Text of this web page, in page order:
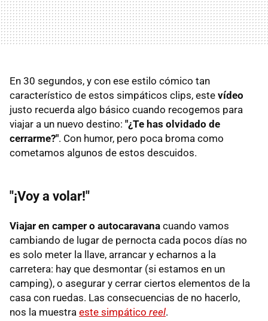
En 30 segundos, y con ese estilo cómico tan
característico de estos simpáticos clips, este vídeo
justo recuerda algo básico cuando recogemos para
viajar a un nuevo destino: "¿Te has olvidado de
cerrarme?". Con humor, pero poca broma como
cometamos algunos de estos descuidos.
"¡Voy a volar!"
Viajar en camper o autocaravana cuando vamos
cambiando de lugar de pernocta cada pocos días no
es solo meter la llave, arrancar y echarnos a la
carretera: hay que desmontar (si estamos en un
camping), o asegurar y cerrar ciertos elementos de la
casa con ruedas. Las consecuencias de no hacerlo,
nos la muestra este simpático reel.